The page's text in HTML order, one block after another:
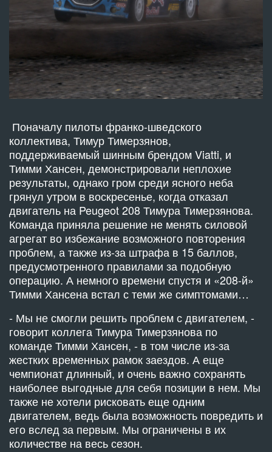
Поначалу пилоты франко-шведского
коллектива, Тимур Тимерзянов,
поддерживаемый шинным брендом Viatti, и
Тимми Хансен, демонстрировали неплохие
результаты, однако гром среди ясного неба
грянул утром в воскресенье, когда отказал
двигатель на Peugeot 208 Тимура Тимерзянова.
Команда приняла решение не менять силовой
агрегат во избежание возможного повторения
проблем, а также из-за штрафа в 15 баллов,
предусмотренного правилами за подобную
операцию. А немного времени спустя и «208-й»
Тимми Хансена встал с теми же симптомами…
- Мы не смогли решить проблем с двигателем, -
говорит коллега Тимура Тимерзянова по
команде Тимми Хансен, - в том числе из-за
жестких временных рамок заездов. А еще
чемпионат длинный, и очень важно сохранять
наиболее выгодные для себя позиции в нем. Мы
также не хотели рисковать еще одним
двигателем, ведь была возможность повредить и
его вслед за первым. Мы ограничены в их
количестве на весь сезон.